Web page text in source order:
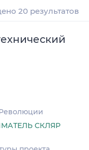
20 результатов
СКЛЯР